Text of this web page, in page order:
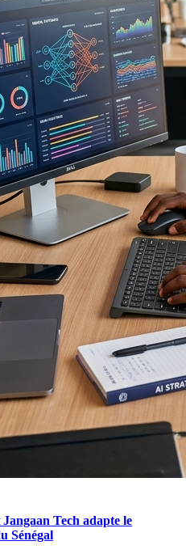
Tech adapte le
Sénégal